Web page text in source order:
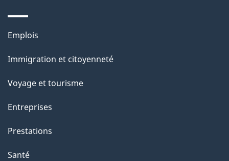
e
l
a
p
a
g
e
Thèmes
sujets
Emplois
Immigration et citoyenneté
Voyage et tourisme
Entreprises
Prestations
Santé